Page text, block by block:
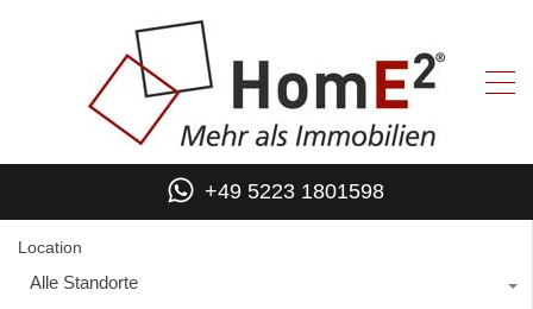
+49 5223 1801598
Location
Alle Standorte